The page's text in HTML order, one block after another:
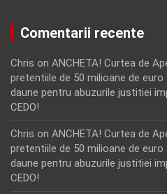
Comentarii recente
Chris on ANCHETA! Curtea de
pretentiile de 50 milioane de euro
daune pentru abuzurile justitiei
CEDO!
Chris on ANCHETA! Curtea de
pretentiile de 50 milioane de euro
daune pentru abuzurile justitiei
CEDO!